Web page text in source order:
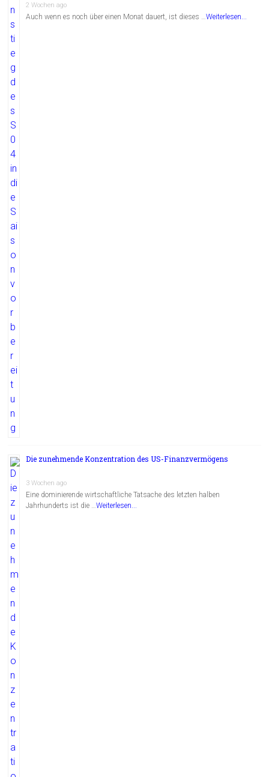
2 Wochen ago
Auch wenn es noch über einen Monat dauert, ist dieses …Weiterlesen...
Die zunehmende Konzentration des US-Finanzvermögens
3 Wochen ago
Eine dominierende wirtschaftliche Tatsache des letzten halben
Jahrhunderts ist die …Weiterlesen...